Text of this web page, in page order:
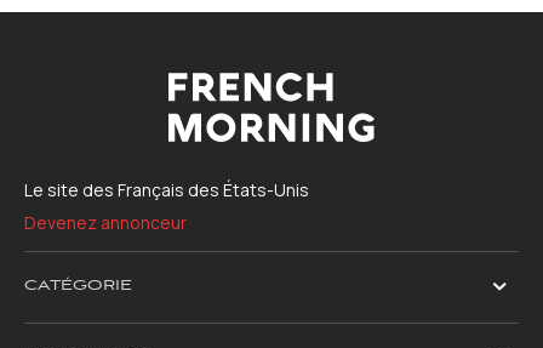
Le site des Français des États-Unis
Devenez annonceur
CATÉGORIE